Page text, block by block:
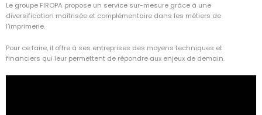
Le groupe FIROPA propose un service sur-mesure grâce à une
diversification maîtrisée et complémentaire dans les métiers de
l’imprimerie.
Pour ce faire, il offre à ses entreprises des moyens techniques et
financiers qui leur permettent de répondre aux enjeux de demain.